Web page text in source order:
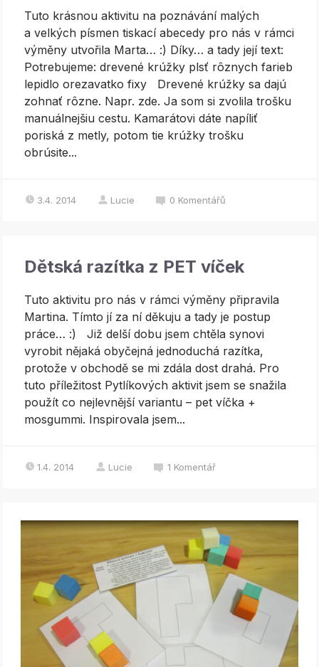
Tuto krásnou aktivitu na poznávání malých
a velkých písmen tiskací abecedy pro nás v rámci
výměny utvořila Marta… :) Díky… a tady její text:
Potrebujeme: drevené krúžky plsť rôznych farieb
lepidlo orezavatko fixy Drevené krúžky sa dajú
zohnať rôzne. Napr. zde. Ja som si zvolila trošku
manuálnejšiu cestu. Kamarátovi dáte napíliť
poriská z metly, potom tie krúžky trošku
obrúsite...
3.4. 2014 Lucie 0 Komentářů
Dětská razítka z PET víček
Tuto aktivitu pro nás v rámci výměny připravila
Martina. Tímto jí za ní děkuju a tady je postup
práce… :) Již delší dobu jsem chtěla synovi
vyrobit nějaká obyčejná jednoduchá razítka,
protože v obchodě se mi zdála dost drahá. Pro
tuto příležitost Pytlíkových aktivit jsem se snažila
použít co nejlevnější variantu – pet víčka +
mosgummi. Inspirovala jsem...
1.4. 2014 Lucie 1 Komentář